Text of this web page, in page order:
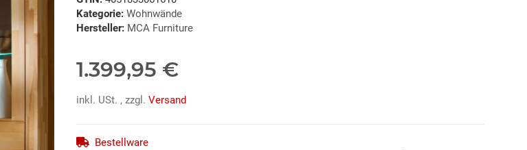
Kategorie: Wohnwände
Hersteller: MCA Furniture
1.399,95 €
inkl. USt. , zzgl. Versand
Bestellware